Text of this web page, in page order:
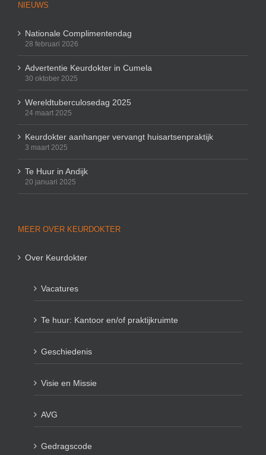
NIEUWS
Nationale Complimentendag
28 februari 2026
Advertentie Keurdokter in Cumela
30 oktober 2025
Wereldtuberculosedag 2025
24 maart 2025
Keurdokter aanhanger vervangt huisartsenpraktijk
3 maart 2025
Te Huur in Andijk
20 januari 2025
MEER OVER KEURDOKTER
Over Keurdokter
Vacatures
Te huur: Kantoor en/of praktijkruimte
Geschiedenis
Visie en Missie
AVG
Gedragscode